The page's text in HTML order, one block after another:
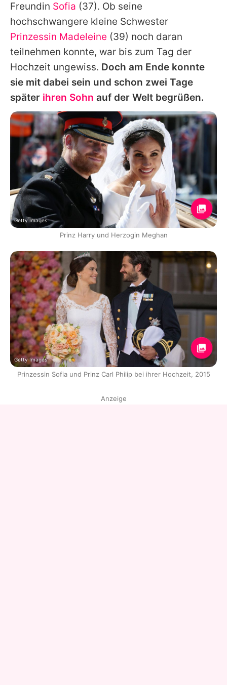
Freundin Sofia (37). Ob seine
hochschwangere kleine Schwester
Prinzessin Madeleine (39) noch daran
teilnehmen konnte, war bis zum Tag der
Hochzeit ungewiss. Doch am Ende konnte
sie mit dabei sein und schon zwei Tage
später ihren Sohn auf der Welt begrüßen.
Getty Images
Prinz Harry und Herzogin Meghan
Getty Images
Prinzessin Sofia und Prinz Carl Philip bei ihrer Hochzeit, 2015
Anzeige